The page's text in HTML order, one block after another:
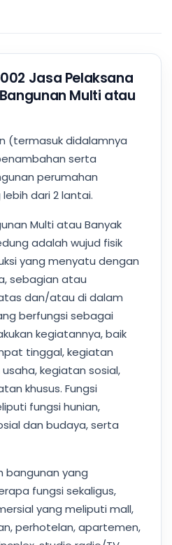
Jasa Pelaksana
Multi atau
(termasuk didalamnya
serta
perumahan
dari 2 lantai.
Multi atau Banyak
adalah wujud fisik
yang menyatu dengan
sebagian atau
dan/atau di dalam
berfungsi sebagai
kegiatannya, baik
tinggal, kegiatan
kegiatan sosial,
khusus. Fungsi
fungsi hunian,
dan budaya, serta
bangunan yang
fungsi sekaligus,
yang meliputi mall,
perhotelan, apartemen,